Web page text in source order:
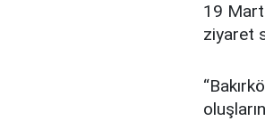
19 Mart
ziyaret